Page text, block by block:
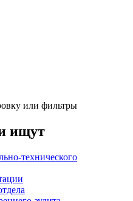
или фильтры
ищут
технического